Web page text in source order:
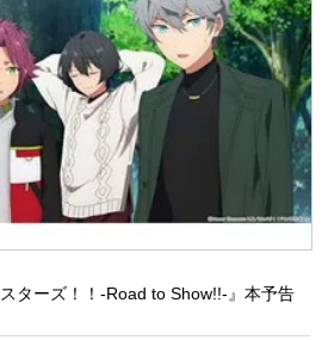
ターズ！！-Road to Show!!-』本予告